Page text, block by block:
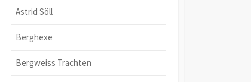
Astrid Söll
Berghexe
Bergweiss Trachten